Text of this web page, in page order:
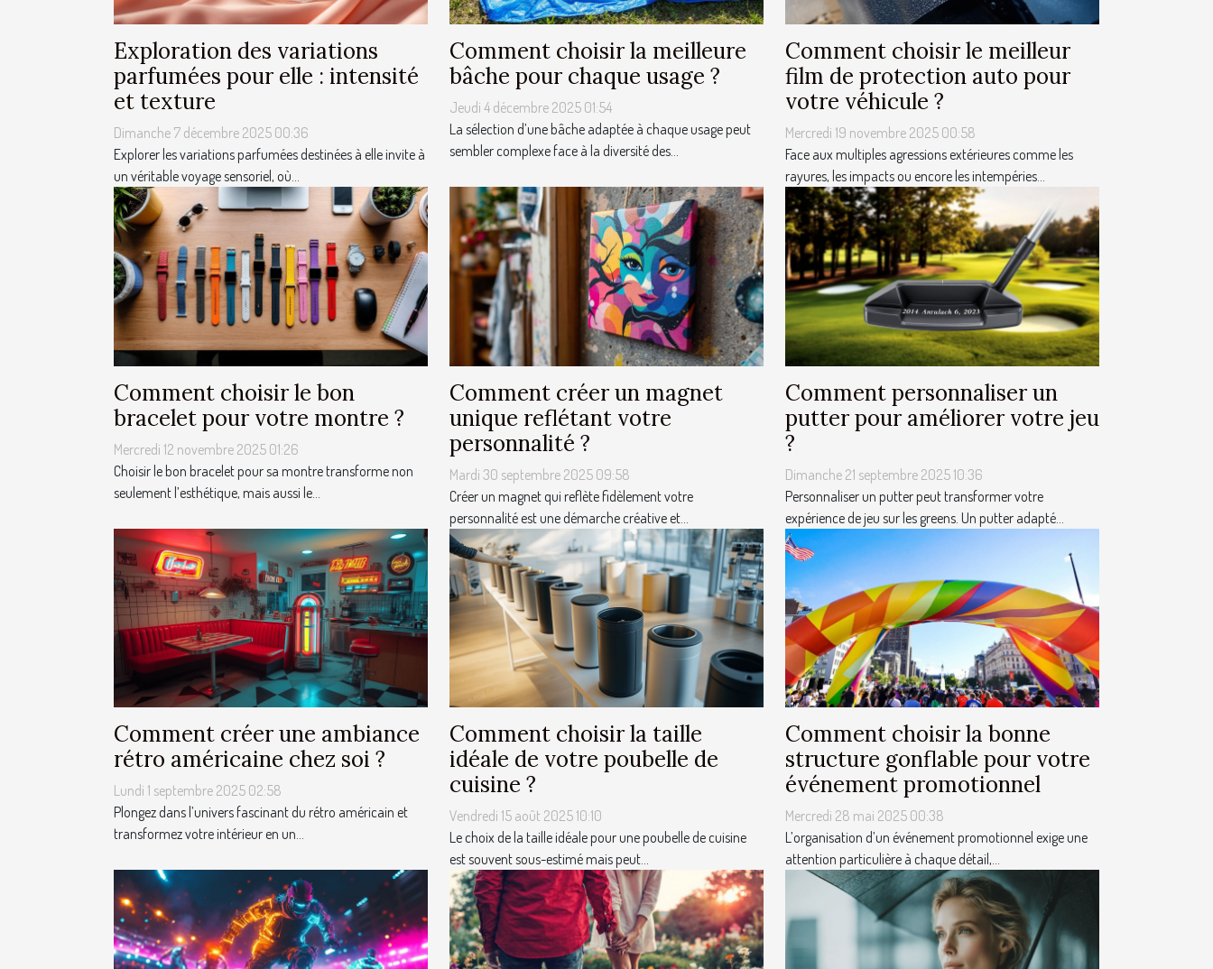
Exploration des variations
parfumées pour elle : intensité
et texture
Dimanche 7 décembre 2025 00:36
Explorer les variations parfumées destinées à elle invite à
un véritable voyage sensoriel, où...
Comment choisir la meilleure
bâche pour chaque usage ?
Jeudi 4 décembre 2025 01:54
La sélection d’une bâche adaptée à chaque usage peut
sembler complexe face à la diversité des...
Comment choisir le meilleur
film de protection auto pour
votre véhicule ?
Mercredi 19 novembre 2025 00:58
Face aux multiples agressions extérieures comme les
rayures, les impacts ou encore les intempéries...
Comment choisir le bon
bracelet pour votre montre ?
Mercredi 12 novembre 2025 01:26
Choisir le bon bracelet pour sa montre transforme non
seulement l’esthétique, mais aussi le...
Comment créer un magnet
unique reflétant votre
personnalité ?
Mardi 30 septembre 2025 09:58
Créer un magnet qui reflète fidèlement votre
personnalité est une démarche créative et...
Comment personnaliser un
putter pour améliorer votre jeu
?
Dimanche 21 septembre 2025 10:36
Personnaliser un putter peut transformer votre
expérience de jeu sur les greens. Un putter adapté...
Comment créer une ambiance
rétro américaine chez soi ?
Lundi 1 septembre 2025 02:58
Plongez dans l’univers fascinant du rétro américain et
transformez votre intérieur en un...
Comment choisir la taille
idéale de votre poubelle de
cuisine ?
Vendredi 15 août 2025 10:10
Le choix de la taille idéale pour une poubelle de cuisine
est souvent sous-estimé mais peut...
Comment choisir la bonne
structure gonflable pour votre
événement promotionnel
Mercredi 28 mai 2025 00:38
L’organisation d’un événement promotionnel exige une
attention particulière à chaque détail,...